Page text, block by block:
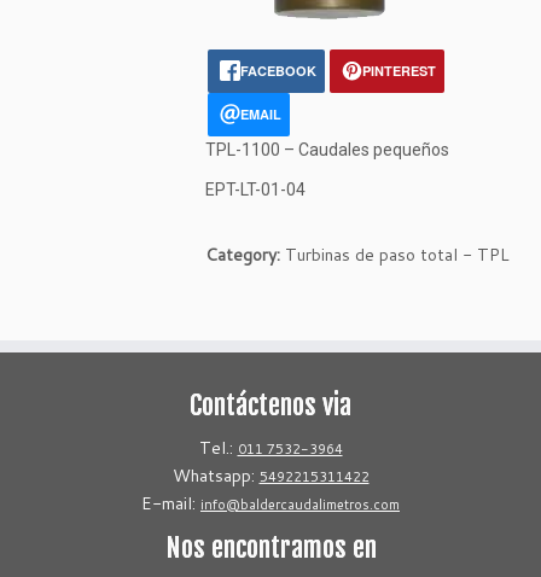
FACEBOOK PINTEREST
EMAIL
TPL-1100 – Caudales pequeños
EPT-LT-01-04
Category: Turbinas de paso total - TPL
Contáctenos via
Tel.: 011 7532-3964
Whatsapp: 5492215311422
E-mail: info@baldercaudalimetros.com
Nos encontramos en